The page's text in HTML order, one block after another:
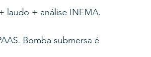
laudo + análise INEMA.
Bomba submersa é